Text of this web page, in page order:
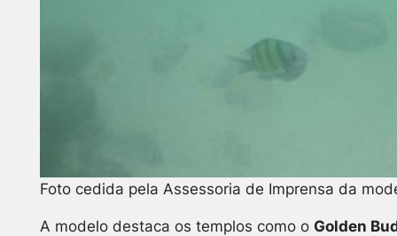
Foto cedida pela Assessoria de Imprensa da
A modelo destaca os templos como o Golden